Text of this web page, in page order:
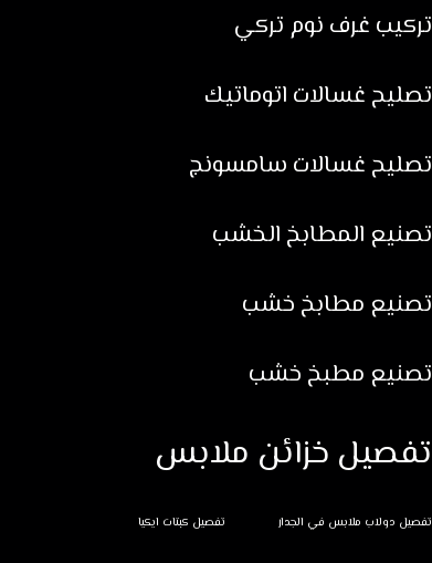
تركيب غرف نوم تركي
تصليح غسالات اتوماتيك
تصليح غسالات سامسونج
تصنيع المطابخ الخشب
تصنيع مطابخ خشب
تصنيع مطبخ خشب
تفصيل خزائن ملابس
تفصيل دولاب ملابس في الجدار تفصيل كبتات ايكيا